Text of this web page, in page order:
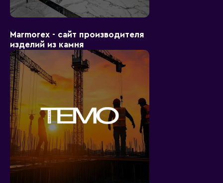
Marmorex - сайт производителя
изделий из камня